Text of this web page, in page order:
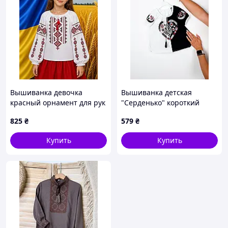
Вышиванка девочка
красный орнамент для рук
825 ₴
Купить
Вышиванка детская
"Серденько" короткий
года)
579 ₴
Купить